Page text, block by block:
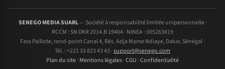
SENEGO MEDIA SUARL— Société à responsabilité limitée unipersonnelle ·
RCCM : SN DKR 2014.B 19404 · NINEA : 005263819
Fass Paillote, rond-point Canal 4, Rés. Adja Mame Ndiaye, Dakar, Sénégal ·
Tél. : +221 33 823 43 43 ·support@senego.com
Plan du site· Mentions légales·CGU ·Confidentialité